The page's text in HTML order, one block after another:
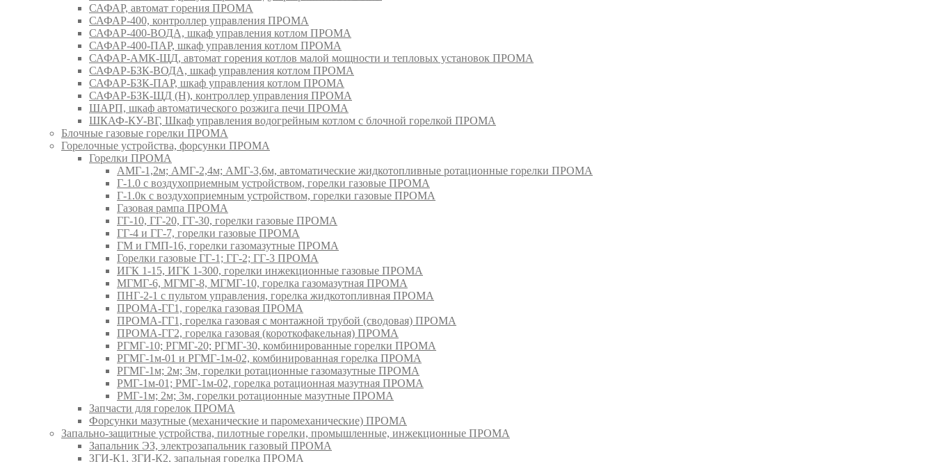
САФАР, автомат горения ПРОМА
САФАР-400, контроллер управления ПРОМА
САФАР-400-ВОДА, шкаф управления котлом ПРОМА
САФАР-400-ПАР, шкаф управления котлом ПРОМА
САФАР-АМК-ЩД, автомат горения котлов малой мощности и тепловых установок ПРОМА
САФАР-БЗК-ВОДА, шкаф управления котлом ПРОМА
САФАР-БЗК-ПАР, шкаф управления котлом ПРОМА
САФАР-БЗК-ЩД (Н), контроллер управления ПРОМА
ШАРП, шкаф автоматического розжига печи ПРОМА
ШКАФ-КУ-ВГ, Шкаф управления водогрейным котлом с блочной горелкой ПРОМА
Блочные газовые горелки ПРОМА
Горелочные устройства, форсунки ПРОМА
Горелки ПРОМА
АМГ-1,2м; АМГ-2,4м; АМГ-3,6м, автоматические жидкотопливные ротационные горелки ПРОМА
Г-1.0 с воздухоприемным устройством, горелки газовые ПРОМА
Г-1.0к с воздухоприемным устройством, горелки газовые ПРОМА
Газовая рампа ПРОМА
ГГ-10, ГГ-20, ГГ-30, горелки газовые ПРОМА
ГГ-4 и ГГ-7, горелки газовые ПРОМА
ГМ и ГМП-16, горелки газомазутные ПРОМА
Горелки газовые ГГ-1; ГГ-2; ГГ-3 ПРОМА
ИГК 1-15, ИГК 1-300, горелки инжекционные газовые ПРОМА
МГМГ-6, МГМГ-8, МГМГ-10, горелка газомазутная ПРОМА
ПНГ-2-1 с пультом управления, горелка жидкотопливная ПРОМА
ПРОМА-ГГ1, горелка газовая ПРОМА
ПРОМА-ГГ1, горелка газовая с монтажной трубой (сводовая) ПРОМА
ПРОМА-ГГ2, горелка газовая (короткофакельная) ПРОМА
РГМГ-10; РГМГ-20; РГМГ-30, комбинированные горелки ПРОМА
РГМГ-1м-01 и РГМГ-1м-02, комбинированная горелка ПРОМА
РГМГ-1м; 2м; 3м, горелки ротационные газомазутные ПРОМА
РМГ-1м-01; РМГ-1м-02, горелка ротационная мазутная ПРОМА
РМГ-1м; 2м; 3м, горелки ротационные мазутные ПРОМА
Запчасти для горелок ПРОМА
Форсунки мазутные (механические и паромеханические) ПРОМА
Запально-защитные устройства, пилотные горелки, промышленные, инжекционные ПРОМА
Запальник ЭЗ, электрозапальник газовый ПРОМА
ЗГИ-К1, ЗГИ-К2, запальная горелка ПРОМА